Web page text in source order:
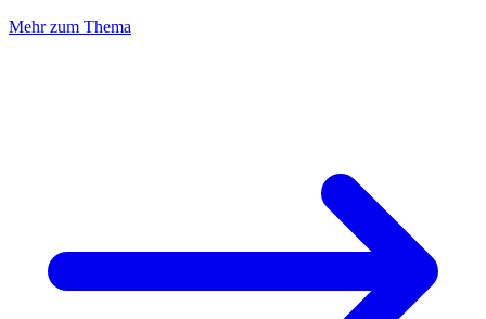
Mehr zum Thema